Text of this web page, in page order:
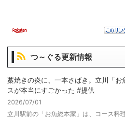
つ～ぐる更新情報
藁焼きの炎に、一本さばき。立川「
スが本当にすごかった #提供
2026/07/01
立川駅前の「お魚総本家」は、コース料